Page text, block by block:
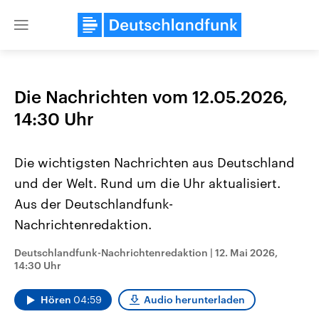
Close
Landtagswahl Sachsen-Anhalt
2026
Alle Informationen
September 2026 einen neuen
Landtag. Seit 2021 wird das
USA
Aktuelle Beiträge,
gehören die Vereinigten
den mächtigsten Ländern
Die Nachrichten vom 12.05.2026,
14:30 Uhr
Die wichtigsten Nachrichten aus Deutschland
und der Welt. Rund um die Uhr aktualisiert.
Aus der Deutschlandfunk-
Nachrichtenredaktion.
Deutschlandfunk-Nachrichtenredaktion | 12. Mai 2026,
14:30 Uhr
Hören 04:59 Audio herunterladen